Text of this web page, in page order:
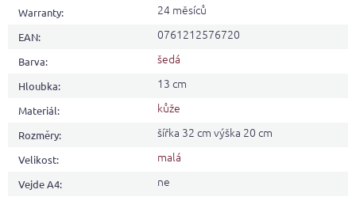
Warranty: 24 měsíců
EAN: 0761212576720
Barva: šedá
Hloubka: 13 cm
Materiál: kůže
Rozměry: šířka 32 cm výška 20 cm
Velikost: malá
Vejde A4: ne